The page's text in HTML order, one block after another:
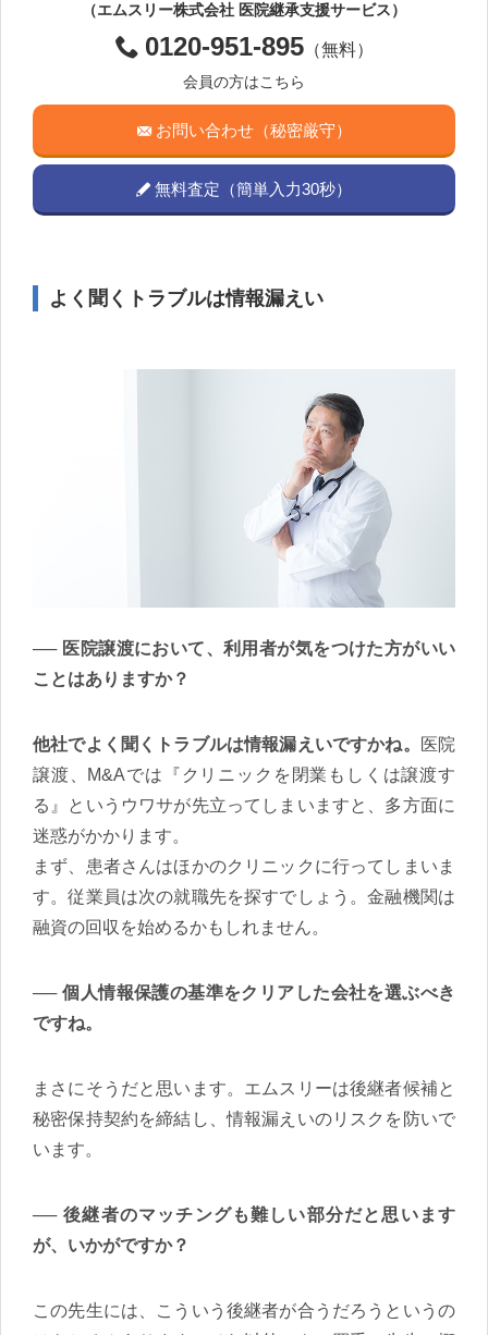
（エムスリー株式会社 医院継承支援サービス）
0120-951-895（無料）
会員の方はこちら
お問い合わせ（秘密厳守）
無料査定（簡単入力30秒）
よく聞くトラブルは情報漏えい
医院譲渡において、利用者が気をつけた方がいい
ことはありますか？
他社でよく聞くトラブルは情報漏えいですかね。
医院
譲渡、M&Aでは『クリニックを閉業もしくは譲渡す
る』というウワサが先立ってしまいますと、多方面に
迷惑がかかります。
まず、患者さんはほかのクリニックに行ってしまいま
す。従業員は次の就職先を探すでしょう。金融機関は
融資の回収を始めるかもしれません。
個人情報保護の基準をクリアした会社を選ぶべき
ですね。
まさにそうだと思います。エムスリーは後継者候補と
秘密保持契約を締結し、情報漏えいのリスクを防いで
います。
後継者のマッチングも難しい部分だと思います
が、いかがですか？
この先生には、こういう後継者が合うだろうというの